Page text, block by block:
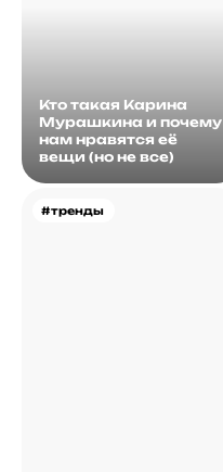
Кто такая Карина
Мурашкина и почему
нам нравятся её
вещи (но не все)
#тренды